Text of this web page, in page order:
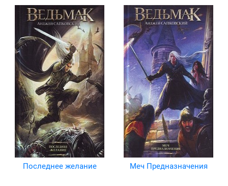
Последнее желание Меч Предназначения